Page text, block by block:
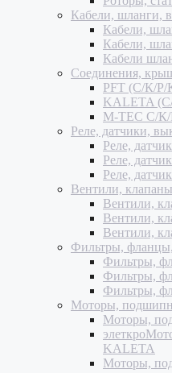
Кабели, шланги,
Кабели,
Кабели,
Кабели
Соединения,
PFT (С/К/Р/
KALETA
M-TEC С/
Реле, датчики,
Реле,
Реле,
Реле,
Вентили, клапаны
Вентили,
Вентили,
Вентили,
Фильтры,
Фильтры,
Фильтры,
Фильтры,
Моторы,
Моторы,
KALETA
Моторы,